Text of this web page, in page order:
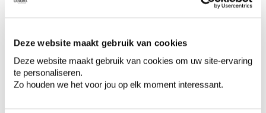
Deze website maakt gebruik van cookies
Deze website maakt gebruik van cookies om uw site-ervaring
te personaliseren.
Zo houden we het voor jou op elk moment interessant.
Ontdek meer inspiratiebeelden voor: Gevel
Modern Groen